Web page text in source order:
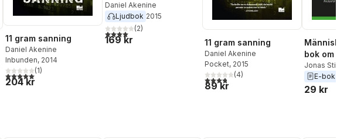
11 gram sanning
Daniel Akenine
Inbunden, 2014
5,0utav 5 stjärnor. Totalt antal röster:
(1)
204 kr
Daniel Akenine
Ljudbok 2015
4,0utav 5 stjärnor. Totalt antal röster:
(2)
169 kr 11 gram sanning
Daniel Akenine
Pocket, 2015
3,8utav 5 stjärnor. Totalt antal röster:
(4)
89 kr
Människor
bok om
intelligens
själva
Jonas Stier
E-bok
29 kr